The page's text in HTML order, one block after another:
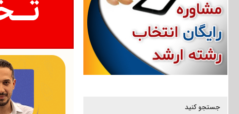
جستجو کنید